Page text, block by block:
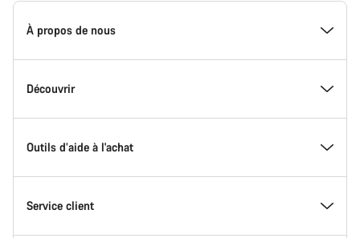
Page
d'accueil
Canyon
-
Canyon
À propos de nous
Inside Canyon
L'innovation chez Canyon
Canyon Factory Racing
Découvrir
Evénements
Trouver les emplacements Canyon
Outils d’aide à l'achat
Trouvez le Canyon de vos rêves
Service client